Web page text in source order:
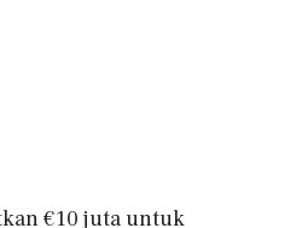
€10 juta untuk